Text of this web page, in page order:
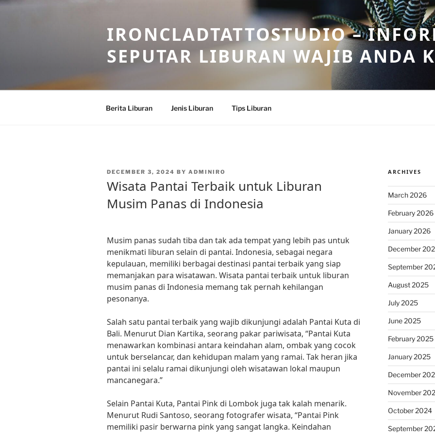
Skip
IRONCLADTATTOSTUDIO –
SEPUTAR LIBURAN WAJIB ANDA
Berita Liburan Jenis Liburan Tips Liburan
POSTED
DECEMBER 3, 2024 BY ADMINIRO
Wisata Pantai Terbaik untuk Liburan
Musim Panas di Indonesia
Musim panas sudah tiba dan tak ada tempat yang lebih pas untuk
menikmati liburan selain di pantai. Indonesia, sebagai negara
kepulauan, memiliki berbagai destinasi pantai terbaik yang siap
memanjakan para wisatawan. Wisata pantai terbaik untuk liburan
musim panas di Indonesia memang tak pernah kehilangan
pesonanya.
Salah satu pantai terbaik yang wajib dikunjungi adalah Pantai Kuta di
Bali. Menurut Dian Kartika, seorang pakar pariwisata, “Pantai Kuta
menawarkan kombinasi antara keindahan alam, ombak yang cocok
untuk berselancar, dan kehidupan malam yang ramai. Tak heran jika
pantai ini selalu ramai dikunjungi oleh wisatawan lokal maupun
mancanegara.”
Selain Pantai Kuta, Pantai Pink di Lombok juga tak kalah menarik.
Menurut Rudi Santoso, seorang fotografer wisata, “Pantai Pink
memiliki pasir berwarna pink yang sangat langka. Keindahan
ARCHIVES
March 2026
February 2026
January 2026
December
September
August 2025
July 2025
June 2025
February 2025
January 2025
December
November
October 2024
September